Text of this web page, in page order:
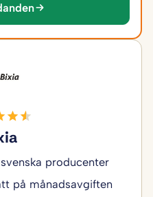
producenter
på månadsavgiften